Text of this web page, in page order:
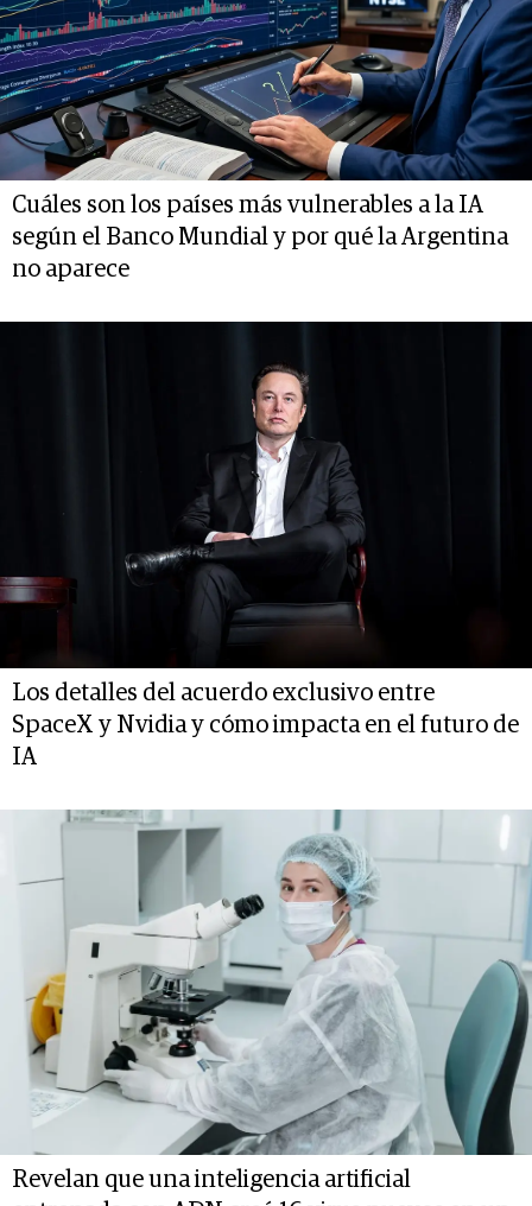
Cuáles son los países más vulnerables a la IA
según el Banco Mundial y por qué la Argentina
no aparece
Los detalles del acuerdo exclusivo entre
SpaceX y Nvidia y cómo impacta en el futuro de
IA
Revelan que una inteligencia artificial